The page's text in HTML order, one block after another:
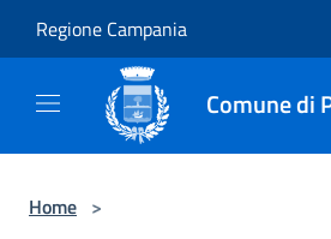
Regione Campania
Comune di
Home >